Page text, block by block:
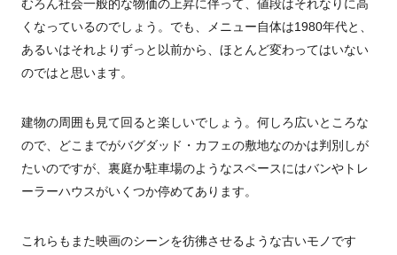
むろん社会一般的な物価の上昇に伴って、値段はそれなりに高
くなっているのでしょう。でも、メニュー自体は1980年代と、
あるいはそれよりずっと以前から、ほとんど変わってはいない
のではと思います。
建物の周囲も見て回ると楽しいでしょう。何しろ広いところな
ので、どこまでがバグダッド・カフェの敷地なのかは判別しが
たいのですが、裏庭か駐車場のようなスペースにはバンやトレ
ーラーハウスがいくつか停めてあります。
これらもまた映画のシーンを彷彿させるような古いモノです